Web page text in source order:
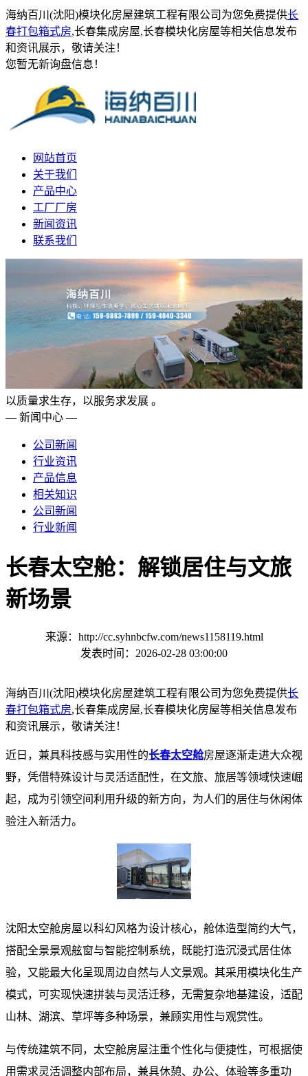
海纳百川(沈阳)模块化房屋建筑工程有限公司为您免费提供长
春打包箱式房,长春集成房屋,长春模块化房屋等相关信息发布
和资讯展示，敬请关注！
您暂无新询盘信息！
网站首页
关于我们
产品中心
工厂厂房
新闻资讯
联系我们
以质量求生存，以服务求发展 。
— 新闻中心 —
公司新闻
行业资讯
产品信息
相关知识
公司新闻
行业新闻
长春太空舱：解锁居住与文旅
新场景
来源：http://cc.syhnbcfw.com/news1158119.html
发表时间：2026-02-28 03:00:00
海纳百川(沈阳)模块化房屋建筑工程有限公司为您免费提供长
春打包箱式房,长春集成房屋,长春模块化房屋等相关信息发布
和资讯展示，敬请关注！
近日，兼具科技感与实用性的长春太空舱房屋逐渐走进大众视
野，凭借特殊设计与灵活适配性，在文旅、旅居等领域快速崛
起，成为引领空间利用升级的新方向，为人们的居住与休闲体
验注入新活力。
沈阳太空舱房屋以科幻风格为设计核心，舱体造型简约大气，
搭配全景景观舷窗与智能控制系统，既能打造沉浸式居住体
验，又能最大化呈现周边自然与人文景观。其采用模块化生产
模式，可实现快速拼装与灵活迁移，无需复杂地基建设，适配
山林、湖滨、草坪等多种场景，兼顾实用性与观赏性。
与传统建筑不同，太空舱房屋注重个性化与便捷性，可根据使
用需求灵活调整内部布局，兼具休憩、办公、体验等多重功